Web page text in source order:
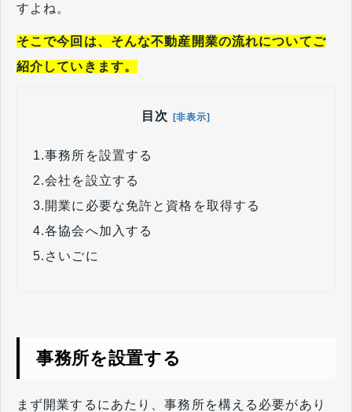
すよね。
そこで今回は、そんな不動産開業の流れについてご
紹介していきます。
目次 [非表示]
1.事務所を設置する
2.会社を設立する
3. 開業に必要な免許と資格を取得する
4.各協会へ加入する
5. さいごに
事務所を設置する
まず開業するにあたり、事務所を構える必要があり